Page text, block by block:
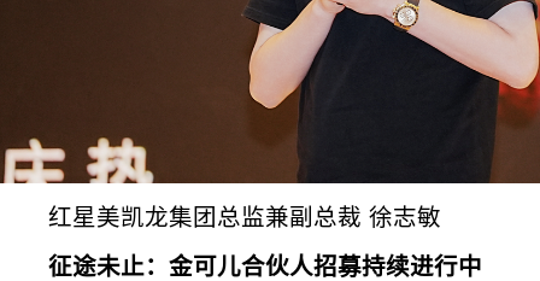
红星美凯龙集团总监兼副总裁 徐志敏
征途未止：金可儿合伙人招募持续进行中